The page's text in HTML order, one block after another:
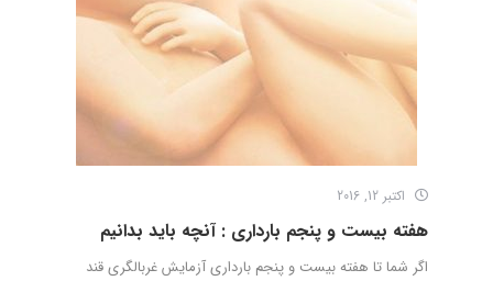
اکتبر 12, 2016
هفته بیست و پنجم بارداری : آنچه باید بدانیم
اگر شما تا هفته بیست و پنجم بارداری آزمایش غربالگری قند